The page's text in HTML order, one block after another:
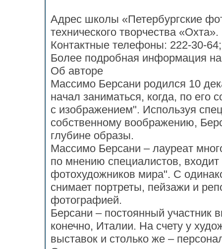
Адрес школы «Петербургские
технического творчества «Охта».
Контактные телефоны: 222-30-
Более подробная информация
Об авторе
Массимо Берсани родился 10
начал заниматься, когда, по его
с изображением". Используя
собственному воображению,
глубине образы.
Массимо Берсани – лауреат
по мнению специалистов,
фотохудожников мира". С
снимает портреты, пейзажи и
фотографией.
Берсани – постоянный участник
конечно, Италии. На счету у
выставок и столько же –